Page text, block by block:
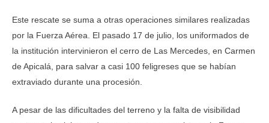
Este rescate se suma a otras operaciones similares realizadas
por la Fuerza Aérea. El pasado 17 de julio, los uniformados de
la institución intervinieron el cerro de Las Mercedes, en Carmen
de Apicalá, para salvar a casi 100 feligreses que se habían
extraviado durante una procesión.
A pesar de las dificultades del terreno y la falta de visibilidad